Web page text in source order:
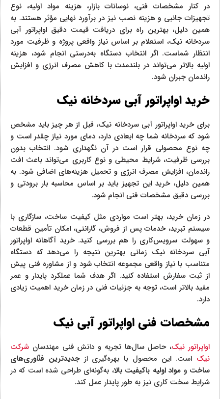
در کنار مشخصات فنی، نوسانات بازار، هزینه مواد اولیه، نوع
تجهیزات جانبی و هزینه نصب نیز در برآورد نهایی مؤثر هستند. به
همین دلیل، بهترین راه برای دریافت قیمت دقیق اواپراتور آبی
سردخانه نیک، استعلام بر اساس نیاز واقعی پروژه و ظرفیت مورد
انتظار شماست. اگر انتخاب دستگاه به‌درستی انجام شود، هزینه
اولیه بالاتر می‌تواند در بلندمدت با کاهش مصرف انرژی و افزایش
راندمان جبران شود.
خرید اواپراتور آبی سردخانه نیک
برای خرید اواپراتور آبی سردخانه نیک، قبل از هر چیز باید مشخص
شود که سردخانه شما چه ابعادی دارد، دمای مورد نیاز چقدر است و
چه نوع محصولی قرار است در آن نگهداری شود. انتخاب بدون
بررسی ظرفیت، شرایط محیطی و نوع کاربری می‌تواند باعث افت
راندمان، افزایش مصرف انرژی و تحمیل هزینه‌های اضافی شود. به
همین دلیل، خرید این تجهیز باید بر اساس محاسبه بار برودتی و
بررسی دقیق مشخصات فنی انجام شود.
در زمان خرید، بهتر است مواردی مثل کیفیت ساخت، سازگاری با
سیستم تبرید، خدمات پس از فروش، گارانتی، امکان تأمین قطعات
و سهولت سرویس‌کاری را هم بررسی کنید. خرید آگاهانه اواپراتور
آبی سردخانه نیک زمانی بهترین نتیجه را می‌دهد که دستگاه
متناسب با نیاز واقعی مجموعه انتخاب شود و از مشاوره فنی پیش
از ثبت سفارش استفاده کنید. اگر هدف شما عملکرد پایدار و عمر
مفید بالاتر است، توجه به جزئیات فنی در زمان خرید اهمیت زیادی
دارد.
مشخصات فنی اواپراتور آبی نیک
اواپراتور نیک، حاصل سال‌ها تجربه و دانش فنی مهندسان شرکت
نیک است. این محصول با بهره‌گیری ازجدیدترین فنّاوری‌های
ساخت و مواد اولیه باکیفیت بالا، به‌گونه‌ای طراحی شده است که در
شرایط سخت کاری نیز به طور پایدار عمل کند.